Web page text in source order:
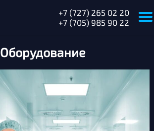
+7 (727) 265 02 20
+7 (705) 985 90 22
Оборудование